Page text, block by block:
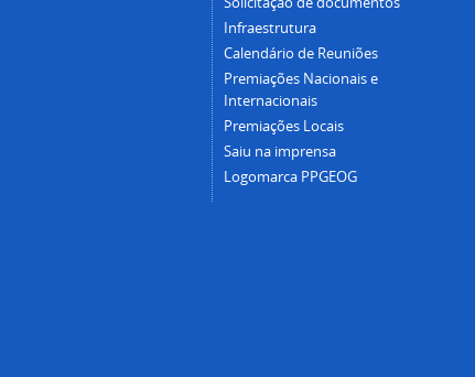
Infraestrutura
Calendário de Reuniões
Premiações Nacionais e
Internacionais
Premiações Locais
Saiu na imprensa
Logomarca PPGEOG